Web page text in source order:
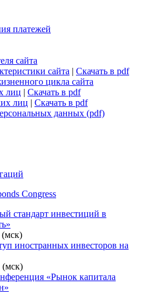
платежей
сайта
сайта | Скачать в pdf
цикла сайта
лиц | Скачать в pdf
лиц | Скачать в pdf
данных (pdf)
Congress
стандарт инвестиций в
(мск)
иностранных инвесторов на
(мск)
«Рынок капитала